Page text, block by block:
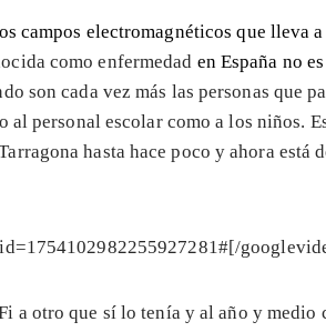
campos electromagnéticos que lleva a
como enfermedad en España no
son cada vez más las personas que
personal escolar como a los niños.
hasta hace poco y ahora está
a otro que sí lo tenía y al año y medio